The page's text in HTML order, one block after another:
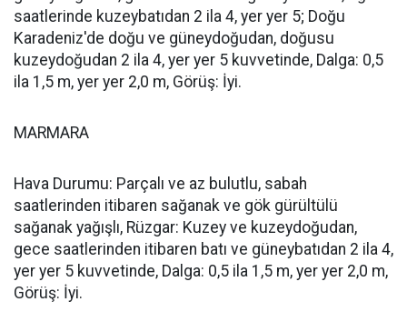
saatlerinde kuzeybatıdan 2 ila 4, yer yer 5; Doğu
Karadeniz'de doğu ve güneydoğudan, doğusu
kuzeydoğudan 2 ila 4, yer yer 5 kuvvetinde, Dalga: 0,5
ila 1,5 m, yer yer 2,0 m, Görüş: İyi.
MARMARA
Hava Durumu: Parçalı ve az bulutlu, sabah
saatlerinden itibaren sağanak ve gök gürültülü
sağanak yağışlı, Rüzgar: Kuzey ve kuzeydoğudan,
gece saatlerinden itibaren batı ve güneybatıdan 2 ila 4,
yer yer 5 kuvvetinde, Dalga: 0,5 ila 1,5 m, yer yer 2,0 m,
Görüş: İyi.